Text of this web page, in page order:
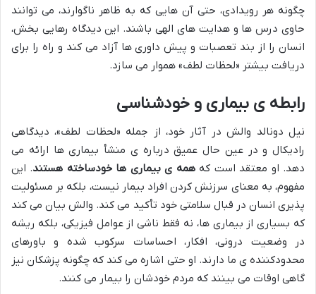
چگونه هر رویدادی، حتی آن هایی که به ظاهر ناگوارند، می توانند
حاوی درس ها و هدایت های الهی باشند. این دیدگاه رهایی بخش،
انسان را از بند تعصبات و پیش داوری ها آزاد می کند و راه را برای
دریافت بیشتر «لحظات لطف» هموار می سازد.
رابطه ی بیماری و خودشناسی
نیل دونالد والش در آثار خود، از جمله «لحظات لطف»، دیدگاهی
رادیکال و در عین حال عمیق درباره ی منشأ بیماری ها ارائه می
دهد. او معتقد است کههمه ی بیماری ها خودساخته هستند. این
مفهوم، به معنای سرزنش کردن افراد بیمار نیست، بلکه بر مسئولیت
پذیری انسان در قبال سلامتی خود تأکید می کند. والش بیان می کند
که بسیاری از بیماری ها، نه فقط ناشی از عوامل فیزیکی، بلکه ریشه
در وضعیت درونی، افکار، احساسات سرکوب شده و باورهای
محدودکننده ی ما دارند. او حتی اشاره می کند که چگونه پزشکان نیز
گاهی اوقات می بینند که مردم خودشان را بیمار می کنند.